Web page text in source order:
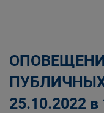
25.10.2022 в